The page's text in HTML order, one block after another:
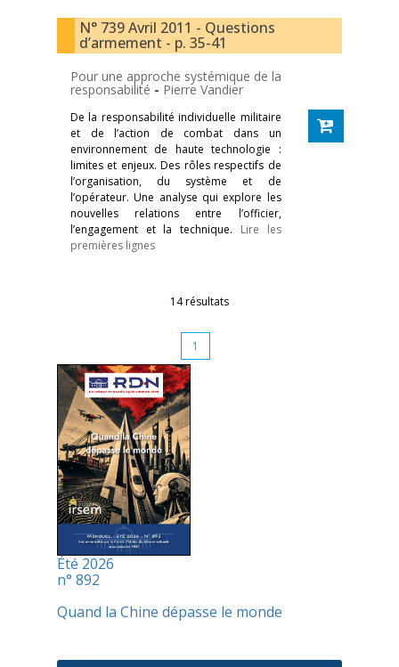
N° 739 Avril 2011 - Questions
d’armement - p. 35-41
Pour une approche systémique de la
responsabilité - Pierre Vandier
De la responsabilité individuelle militaire
et de l’action de combat dans un
environnement de haute technologie :
limites et enjeux. Des rôles respectifs de
l’organisation, du système et de
l’opérateur. Une analyse qui explore les
nouvelles relations entre l’officier,
l’engagement et la technique. Lire les
premières lignes
14 résultats
1
Été 2026
n° 892
Quand la Chine dépasse le monde